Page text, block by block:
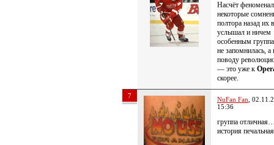
Насчёт
некоторые
полтора назад их
услышал и ничем
особенным
не запомнилась, а
поводу
— это уже к
скорее.
7 NuFan Fan ,
15:36
группа
история печальная